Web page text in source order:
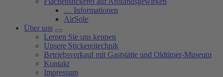
… Informationen
AirSole
Über uns
Lernen Sie uns kennen
Unsere Stickereitechnik
Betriebsverkauf mit Gaststätte und Oldtimer-Museum
Kontakt
Impressum